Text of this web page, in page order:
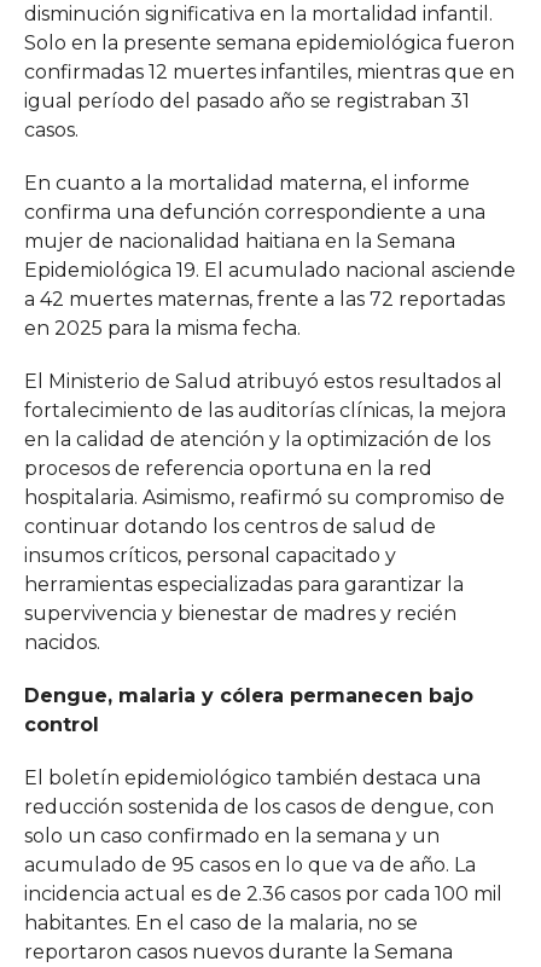
disminución significativa en la mortalidad infantil.
Solo en la presente semana epidemiológica fueron
confirmadas 12 muertes infantiles, mientras que en
igual período del pasado año se registraban 31
casos.
En cuanto a la mortalidad materna, el informe
confirma una defunción correspondiente a una
mujer de nacionalidad haitiana en la Semana
Epidemiológica 19. El acumulado nacional asciende
a 42 muertes maternas, frente a las 72 reportadas
en 2025 para la misma fecha.
El Ministerio de Salud atribuyó estos resultados al
fortalecimiento de las auditorías clínicas, la mejora
en la calidad de atención y la optimización de los
procesos de referencia oportuna en la red
hospitalaria. Asimismo, reafirmó su compromiso de
continuar dotando los centros de salud de
insumos críticos, personal capacitado y
herramientas especializadas para garantizar la
supervivencia y bienestar de madres y recién
nacidos.
Dengue, malaria y cólera permanecen bajo
control
El boletín epidemiológico también destaca una
reducción sostenida de los casos de dengue, con
solo un caso confirmado en la semana y un
acumulado de 95 casos en lo que va de año. La
incidencia actual es de 2.36 casos por cada 100 mil
habitantes. En el caso de la malaria, no se
reportaron casos nuevos durante la Semana